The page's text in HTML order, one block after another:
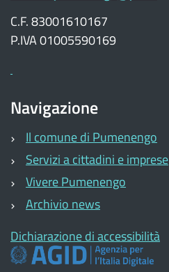
C.F. 83001610167
P.IVA 01005590169
Navigazione
Il comune di Pumenengo
Servizi a cittadini e imprese
Vivere Pumenengo
Archivio news
Dichiarazione di accessibilità